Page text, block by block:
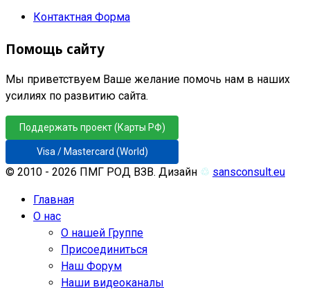
Контактная Форма
Помощь сайту
Мы приветствуем Ваше желание помочь нам в наших
усилиях по развитию сайта.
Поддержать проект (Карты РФ)
Visa / Mastercard (World)
© 2010 - 2026 ПМГ РОД ВЗВ. Дизайн ♲ sansconsult.eu
Главная
О нас
О нашей Группе
Присоединиться
Наш Форум
Наши видеоканалы